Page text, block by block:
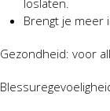
loslaten.
Brengt je meer
Gezondheid: voor